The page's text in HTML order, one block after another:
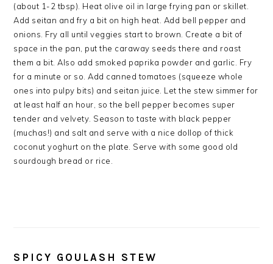
(about 1-2 tbsp). Heat olive oil in large frying pan or skillet.
Add seitan and fry a bit on high heat. Add bell pepper and
onions. Fry all until veggies start to brown. Create a bit of
space in the pan, put the caraway seeds there and roast
them a bit. Also add smoked paprika powder and garlic. Fry
for a minute or so. Add canned tomatoes (squeeze whole
ones into pulpy bits) and seitan juice. Let the stew simmer for
at least half an hour, so the bell pepper becomes super
tender and velvety. Season to taste with black pepper
(muchas!) and salt and serve with a nice dollop of thick
coconut yoghurt on the plate. Serve with some good old
sourdough bread or rice.
SPICY GOULASH STEW